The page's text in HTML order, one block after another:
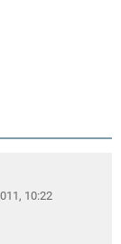
10:22